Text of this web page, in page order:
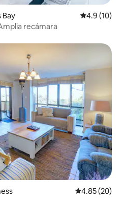
Calificación
4.9 (10)
recámara
Calificación
4.85 (20)